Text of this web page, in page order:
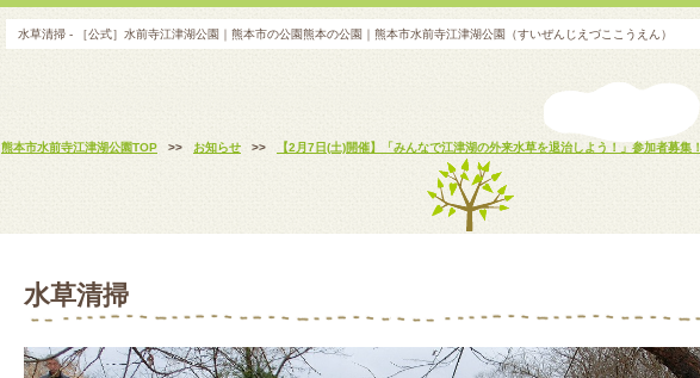
水草清掃 - ［公式］水前寺江津湖公園｜熊本市の公園熊本の公園｜熊本市水前寺江津湖公園（すいぜんじえづここうえん）
熊本市水前寺江津湖公園TOP >> お知らせ >> 【2月7日(土)開催】「みんなで江津湖の外来水草を退治しよう！」参加者募集！
水草清掃